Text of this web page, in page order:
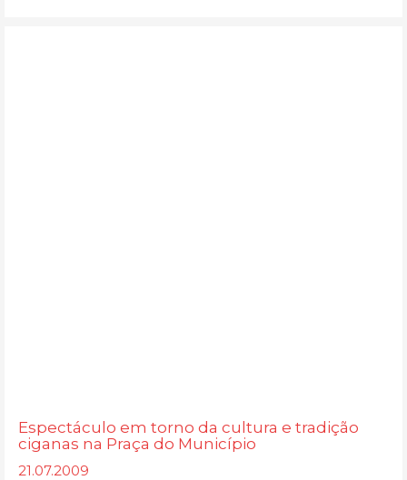
Espectáculo em torno da cultura e tradição
ciganas na Praça do Município
21.07.2009